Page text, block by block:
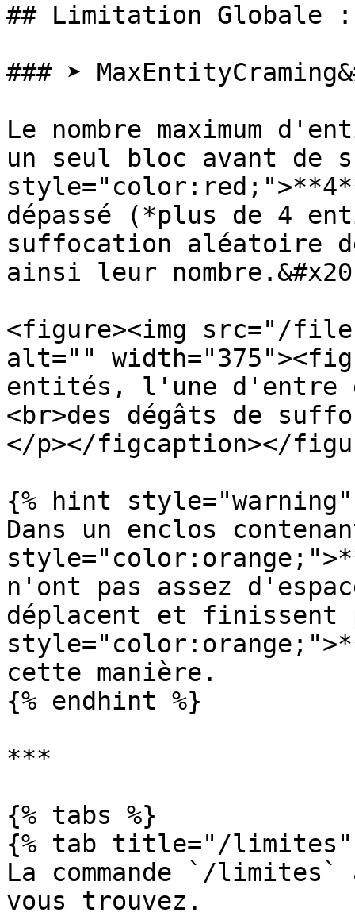
## Limitation Globale :
### ➤
Le nombre maximum
un seul bloc avant de
dépassé (*plus de 4
suffocation aléatoire
ainsi leur
<figure><img src="/
alt=""
entités, l'une d'entre
<br>des dégâts de
</p></figcaption></
{% hint style="warning"
Dans un enclos
n'ont pas assez
déplacent et finissent
cette manière.
{% endhint %}
***
{% tabs %}
{% tab title="/limites"
La commande `/
vous trouvez.